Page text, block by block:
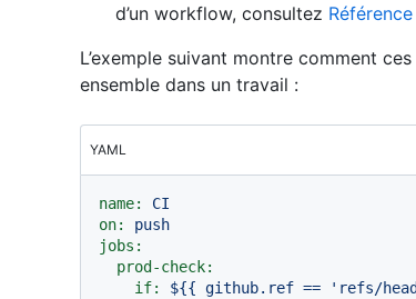
d’un workflow, consultez
L’exemple suivant montre comment
ensemble dans un travail :
YAML
name:
CI
on:
push
jobs:
prod-check:
if:
${{ github.ref == 'refs/